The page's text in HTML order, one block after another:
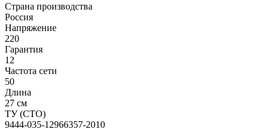
Страна производства
Россия
Напряжение
220
Гарантия
12
Частота сети
50
Длина
27 см
ТУ (СТО)
9444-035-12966357-2010